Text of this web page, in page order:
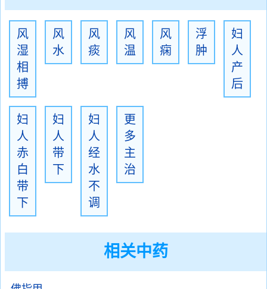
风
湿
相
搏
风
水
风
痰
风
温
风
痫
浮
肿
妇
人
产
后
妇
人
赤
白
带
下
妇
人
带
下
妇
人
经
水
不
调
更
多
主
治
相关中药